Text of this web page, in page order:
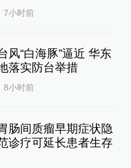
7小时前
风“白海豚”逼近 华东
落实防台举措
8小时前
肠间质瘤早期症状隐
诊疗可延长患者生存